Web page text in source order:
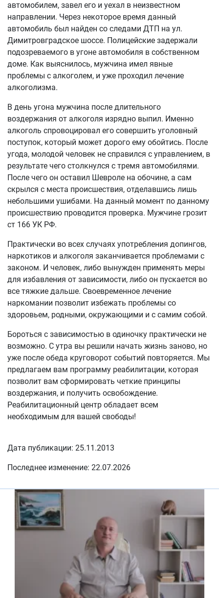
автомобилем, завел его и уехал в неизвестном
направлении. Через некоторое время данный
автомобиль был найден со следами ДТП на ул.
Димитровградское шоссе. Полицейские задержали
подозреваемого в угоне автомобиля в собственном
доме. Как выяснилось, мужчина имел явные
проблемы с алкоголем, и уже проходил лечение
алкоголизма.
В день угона мужчина после длительного
воздержания от алкоголя изрядно выпил. Именно
алкоголь спровоцировал его совершить уголовный
поступок, который может дорого ему обойтись. После
угода, молодой человек не справился с управлением, в
результате чего столкнулся с тремя автомобилями.
После чего он оставил Шевроле на обочине, а сам
скрылся с места происшествия, отделавшись лишь
небольшими ушибами. На данный момент по данному
происшествию проводится проверка. Мужчине грозит
ст 166 УК РФ.
Практически во всех случаях употребления допингов,
наркотиков и алкоголя заканчивается проблемами с
законом. И человек, либо вынужден применять меры
для избавления от зависимости, либо он пускается во
все тяжкие дальше. Своевременное лечение
наркомании позволит избежать проблемы со
здоровьем, родными, окружающими и с самим собой.
Бороться с зависимостью в одиночку практически не
возможно. С утра вы решили начать жизнь заново, но
уже после обеда круговорот событий повторяется. Мы
предлагаем вам программу реабилитации, которая
позволит вам сформировать четкие принципы
воздержания, и получить освобождение.
Реабилитационный центр обладает всем
необходимым для вашей свободы!
Дата публикации: 25.11.2013
Последнее изменение: 22.07.2026